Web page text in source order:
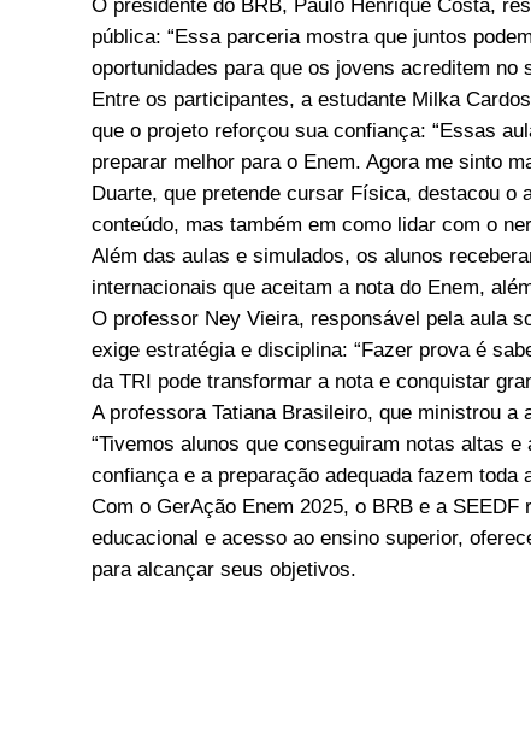
O presidente do BRB, Paulo Henrique Costa,
pública: “Essa parceria mostra que juntos
oportunidades para que os jovens acreditem no
Entre os participantes, a estudante Milka
que o projeto reforçou sua confiança: “Essas
preparar melhor para o Enem. Agora me sinto
Duarte, que pretende cursar Física, destacou o
conteúdo, mas também em como lidar com o
Além das aulas e simulados, os alunos
internacionais que aceitam a nota do Enem,
O professor Ney Vieira, responsável pela aula
exige estratégia e disciplina: “Fazer prova é
da TRI pode transformar a nota e conquistar
A professora Tatiana Brasileiro, que ministrou
“Tivemos alunos que conseguiram notas altas
confiança e a preparação adequada fazem toda
Com o GerAção Enem 2025, o BRB e a
educacional e acesso ao ensino superior,
para alcançar seus objetivos.